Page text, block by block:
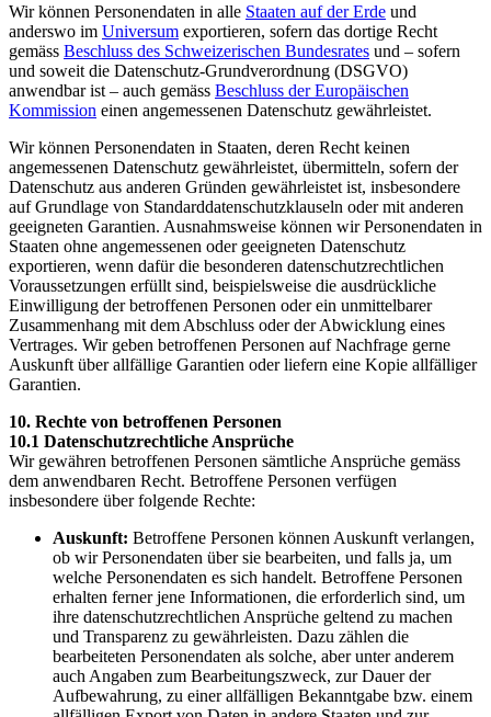
Wir können Personendaten in alle Staaten auf der Erde und
anderswo im Universum exportieren, sofern das dortige Recht
gemäss Beschluss des Schweizerischen Bundesrates und – sofern
und soweit die Datenschutz-Grundverordnung (DSGVO)
anwendbar ist – auch gemäss Beschluss der Europäischen
Kommission einen angemessenen Datenschutz gewährleistet.
Wir können Personendaten in Staaten, deren Recht keinen
angemessenen Datenschutz gewährleistet, übermitteln, sofern der
Datenschutz aus anderen Gründen gewährleistet ist, insbesondere
auf Grundlage von Standarddatenschutzklauseln oder mit anderen
geeigneten Garantien. Ausnahmsweise können wir Personendaten in
Staaten ohne angemessenen oder geeigneten Datenschutz
exportieren, wenn dafür die besonderen datenschutzrechtlichen
Voraussetzungen erfüllt sind, beispielsweise die ausdrückliche
Einwilligung der betroffenen Personen oder ein unmittelbarer
Zusammenhang mit dem Abschluss oder der Abwicklung eines
Vertrages. Wir geben betroffenen Personen auf Nachfrage gerne
Auskunft über allfällige Garantien oder liefern eine Kopie allfälliger
Garantien.
10. Rechte von betroffenen Personen
10.1 Datenschutzrechtliche Ansprüche
Wir gewähren betroffenen Personen sämtliche Ansprüche gemäss
dem anwendbaren Recht. Betroffene Personen verfügen
insbesondere über folgende Rechte:
Auskunft: Betroffene Personen können Auskunft verlangen,
ob wir Personendaten über sie bearbeiten, und falls ja, um
welche Personendaten es sich handelt. Betroffene Personen
erhalten ferner jene Informationen, die erforderlich sind, um
ihre datenschutzrechtlichen Ansprüche geltend zu machen
und Transparenz zu gewährleisten. Dazu zählen die
bearbeiteten Personendaten als solche, aber unter anderem
auch Angaben zum Bearbeitungszweck, zur Dauer der
Aufbewahrung, zu einer allfälligen Bekanntgabe bzw. einem